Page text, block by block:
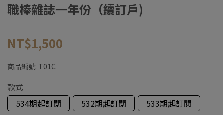
職棒雜誌一年份（續訂戶)
NT$1,500
商品編號: T01C
款式
534期起訂閱
532期起訂閱 533期起訂閱